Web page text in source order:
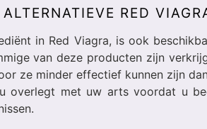
RED
in Red Viagra, is ook
van deze producten zijn
ze minder effectief kunnen zijn
overlegt met uw arts voordat u